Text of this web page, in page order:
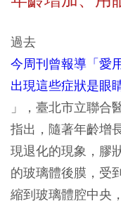
過去
今周刊曾報導「愛
出現這些症狀是眼
」，臺北市立聯合
指出，隨著年齡增
現退化的現象，膠
的玻璃體後膜，受
縮到玻璃體腔中央